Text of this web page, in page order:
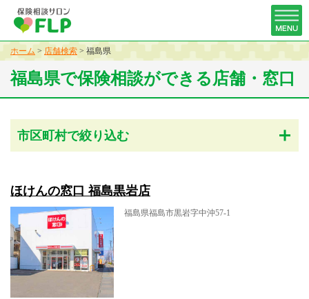
ホーム > 店舗検索 > 福島県
福島県で保険相談ができる店舗・窓口
市区町村で絞り込む
ほけんの窓口 福島黒岩店
福島県福島市黒岩字中沖57-1